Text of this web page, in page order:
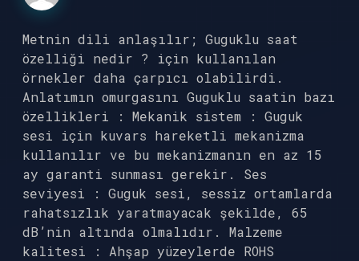
Metnin dili anlaşılır; Guguklu saat
özelliği nedir ? için kullanılan
örnekler daha çarpıcı olabilirdi.
Anlatımın omurgasını Guguklu saatin bazı
özellikleri : Mekanik sistem : Guguk
sesi için kuvars hareketli mekanizma
kullanılır ve bu mekanizmanın en az 15
ay garanti sunması gerekir. Ses
seviyesi : Guguk sesi, sessiz ortamlarda
rahatsızlık yaratmayacak şekilde, 65
dB’nin altında olmalıdır. Malzeme
kalitesi : Ahşap yüzeylerde ROHS